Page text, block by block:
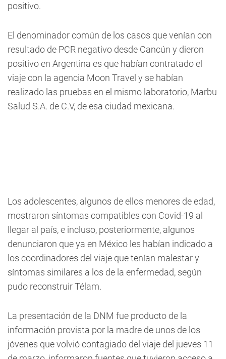
positivo.
El denominador común de los casos que venían con
resultado de PCR negativo desde Cancún y dieron
positivo en Argentina es que habían contratado el
viaje con la agencia Moon Travel y se habían
realizado las pruebas en el mismo laboratorio, Marbu
Salud S.A. de C.V, de esa ciudad mexicana.
Los adolescentes, algunos de ellos menores de edad,
mostraron síntomas compatibles con Covid-19 al
llegar al país, e incluso, posteriormente, algunos
denunciaron que ya en México les habían indicado a
los coordinadores del viaje que tenían malestar y
síntomas similares a los de la enfermedad, según
pudo reconstruir Télam.
La presentación de la DNM fue producto de la
información provista por la madre de unos de los
jóvenes que volvió contagiado del viaje del jueves 11